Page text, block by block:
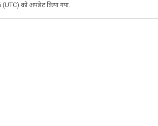
last/Relu:0\\.3"
last/Relu:0\\.6"
last/Relu:0\\.7"
को अपडेट किया गया.